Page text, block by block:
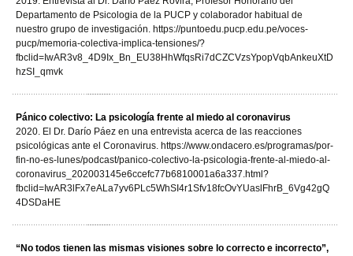
Departamento de Psicologia de la PUCP y colaborador habitual de
nuestro grupo de investigación. https://puntoedu.pucp.edu.pe/voces-
pucp/memoria-colectiva-implica-tensiones/?
fbclid=IwAR3v8_4D9Ix_Bn_EU38HhWfqsRi7dCZCVzsYpopVqbAnkeuXtD
hzSI_qmvk
Pánico colectivo: La psicología frente al miedo al coronavirus
2020. El Dr. Darío Páez en una entrevista acerca de las reacciones
psicológicas ante el Coronavirus. https://www.ondacero.es/programas/por-
fin-no-es-lunes/podcast/panico-colectivo-la-psicologia-frente-al-miedo-al-
coronavirus_202003145e6ccefc77b6810001a6a337.html?
fbclid=IwAR3lFx7eALa7yv6PLc5WhSI4r1Sfv18fcOvYUaslFhrB_6Vg42gQ
4DSDaHE
“No todos tienen las mismas visiones sobre lo correcto e incorrecto”,